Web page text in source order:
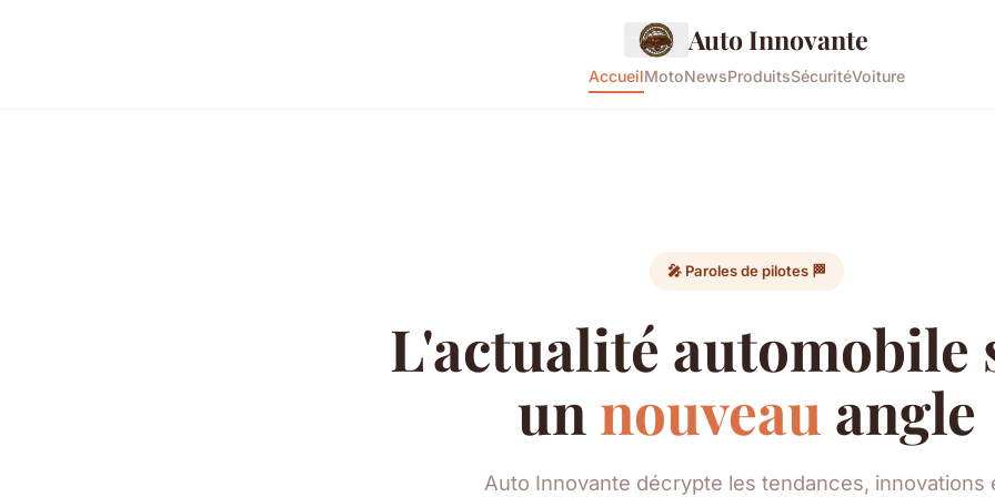
Auto Innovante
AccueilMotoNewsProduitsSécuritéVoiture
🎤 Paroles de pilotes 🏁
L'actualité automobile
un nouveau angle
Auto Innovante décrypte les tendances, innovations